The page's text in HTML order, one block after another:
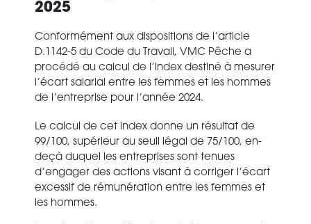
2025
Conformément aux dispositions de l’article
D.1142-5 du Code du Travail, VMC Pêche a
procédé au calcul de l’index destiné à mesurer
l’écart salarial entre les femmes et les hommes
de l’entreprise pour l’année 2024.
Le calcul de cet index donne un résultat de
99/100, supérieur au seuil légal de 75/100, en-
deçà duquel les entreprises sont tenues
d’engager des actions visant à corriger l’écart
excessif de rémunération entre les femmes et
les hommes.